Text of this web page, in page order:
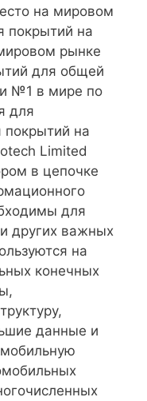
на мировом
покрытий на
рынке
для общей
и №1 в мире по
для
покрытий на
Limited
в цепочке
для
других важных
на
конечных
данные и